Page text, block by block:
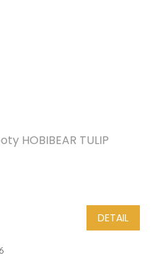
HOBIBEAR TULIP
DETAIL